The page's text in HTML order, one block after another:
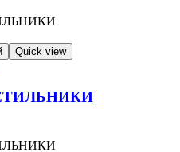
Quick view